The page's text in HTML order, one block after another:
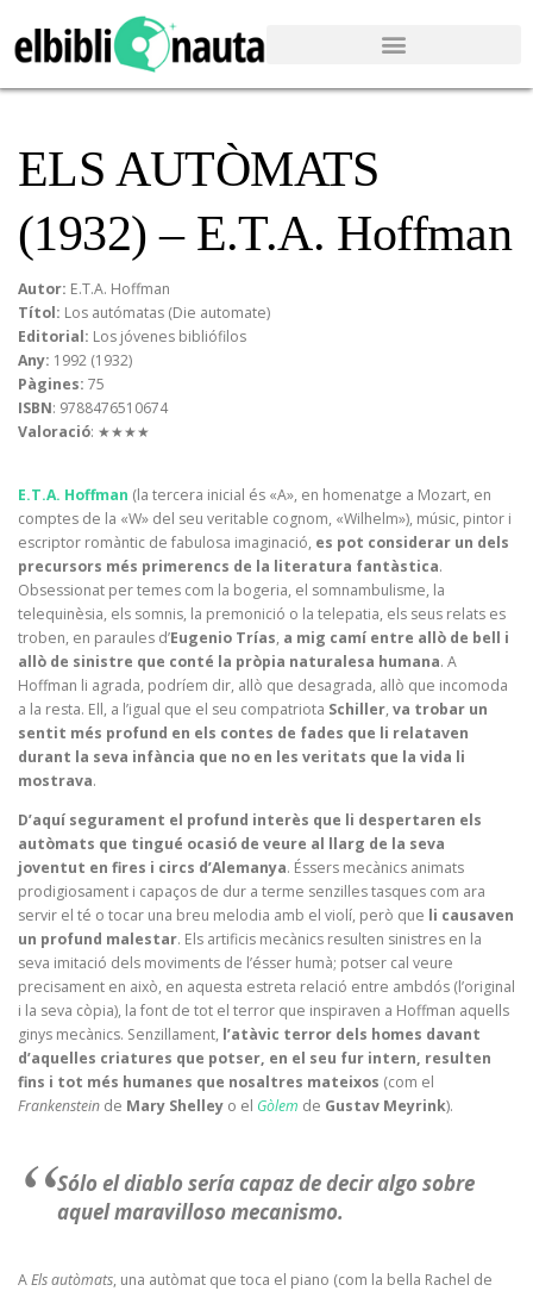
ELS AUTÒMATS
(1932) – E.T.A. Hoffman
Autor: E.T.A. Hoffman
Títol: Los autómatas (Die automate)
Editorial: Los jóvenes bibliófilos
Any: 1992 (1932)
Pàgines: 75
ISBN: 9788476510674
Valoració: ★★★★
E.T.A. Hoffman (la tercera inicial és «A», en homenatge a Mozart, en
comptes de la «W» del seu veritable cognom, «Wilhelm»), músic, pintor i
escriptor romàntic de fabulosa imaginació, es pot considerar un dels
precursors més primerencs de la literatura fantàstica.
Obsessionat per temes com la bogeria, el somnambulisme, la
telequinèsia, els somnis, la premonició o la telepatia, els seus relats es
troben, en paraules d’Eugenio Trías, a mig camí entre allò de bell i
allò de sinistre que conté la pròpia naturalesa humana. A
Hoffman li agrada, podríem dir, allò que desagrada, allò que incomoda
a la resta. Ell, a l’igual que el seu compatriota Schiller, va trobar un
sentit més profund en els contes de fades que li relataven
durant la seva infància que no en les veritats que la vida li
mostrava.
D’aquí segurament el profund interès que li despertaren els
autòmats que tingué ocasió de veure al llarg de la seva
joventut en fires i circs d’Alemanya. Éssers mecànics animats
prodigiosament i capaços de dur a terme senzilles tasques com ara
servir el té o tocar una breu melodia amb el violí, però que li causaven
un profund malestar. Els artificis mecànics resulten sinistres en la
seva imitació dels moviments de l’ésser humà; potser cal veure
precisament en això, en aquesta estreta relació entre ambdós (l’original
i la seva còpia), la font de tot el terror que inspiraven a Hoffman aquells
ginys mecànics. Senzillament, l’atàvic terror dels homes davant
d’aquelles criatures que potser, en el seu fur intern, resulten
fins i tot més humanes que nosaltres mateixos (com el
Frankenstein de Mary Shelley o el Gòlem de Gustav Meyrink).
Sólo el diablo sería capaz de decir algo sobre
aquel maravilloso mecanismo.
AEls autòmats, una autòmat que toca el piano (com la bella Rachel de